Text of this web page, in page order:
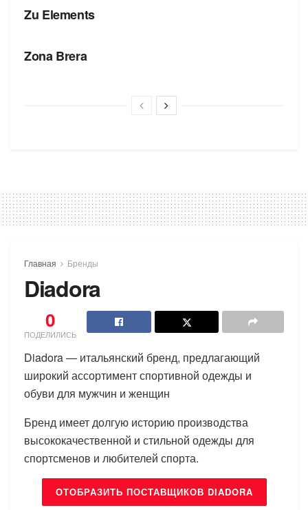
Zu Elements
Zona Brera
Главная Бренды
Diadora
0
ПОДЕЛИЛИСЬ
Diadora — итальянский бренд, предлагающий
широкий ассортимент спортивной одежды и
обуви для мужчин и женщин
Бренд имеет долгую историю производства
высококачественной и стильной одежды для
спортсменов и любителей спорта.
ОТОБРАЗИТЬ ПОСТАВЩИКОВ DIADORA